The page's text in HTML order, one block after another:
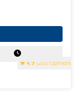
4.9 (200 Opinions)